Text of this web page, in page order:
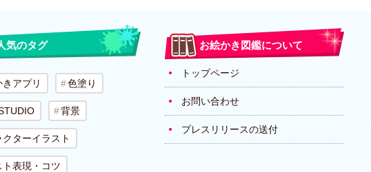
気のタグ
アプリ 色塗り
背景
ターイラスト
ト表現・コツ
お絵かき図鑑について
トップページ
お問い合わせ
プレスリリースの送付